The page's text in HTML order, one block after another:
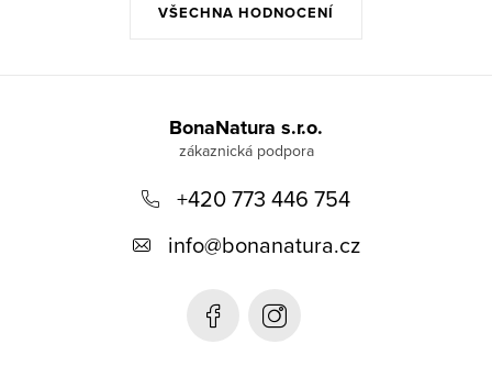
VŠECHNA HODNOCENÍ
BonaNatura s.r.o.
+420 773 446 754
info@bonanatura.cz